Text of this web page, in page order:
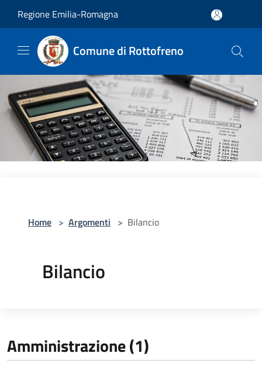
Regione Emilia-Romagna
Comune di Rottofreno
Home > Argomenti > Bilancio
Bilancio
Amministrazione (1)